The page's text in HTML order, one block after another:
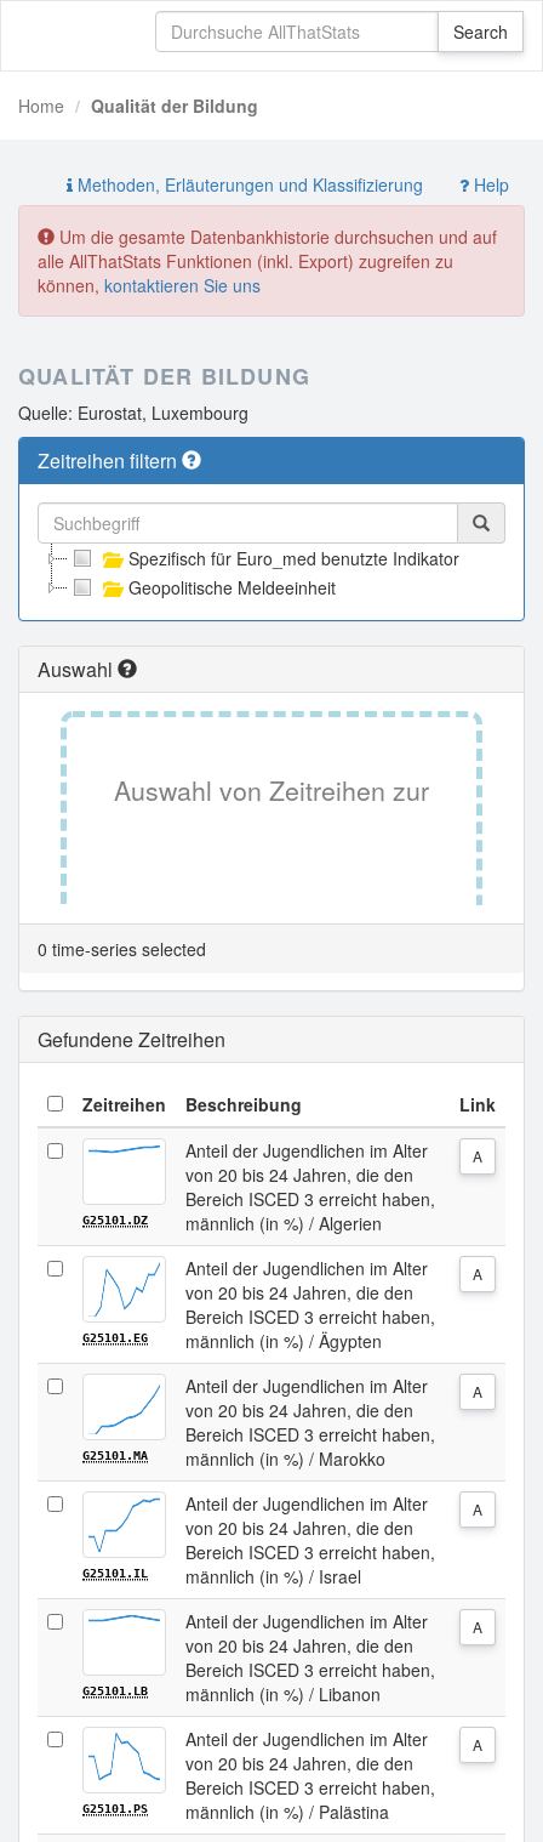
Home Qualität der Bildung
Methoden, Erläuterungen und Klassifizierung Help
Um die gesamte Datenbankhistorie durchsuchen und auf
alle AllThatStats Funktionen (inkl. Export) zugreifen zu
können, kontaktieren Sie uns
QUALITÄT DER BILDUNG
Quelle: Eurostat, Luxembourg
Zeitreihen filtern
Spezifisch für Euro_med benutzte Indikator
Geopolitische Meldeeinheit
Auswahl
Auswahl von Zeitreihen zur
Tabellenansicht.
0 time-series selected
Gefundene Zeitreihen
Zeitreihen Beschreibung Link
G25101.DZ
Anteil der Jugendlichen im Alter
von 20 bis 24 Jahren, die den
Bereich ISCED 3 erreicht haben,
männlich (in %) / Algerien
A
G25101.EG
Anteil der Jugendlichen im Alter
von 20 bis 24 Jahren, die den
Bereich ISCED 3 erreicht haben,
männlich (in %) / Ägypten
A
G25101.MA
Anteil der Jugendlichen im Alter
von 20 bis 24 Jahren, die den
Bereich ISCED 3 erreicht haben,
männlich (in %) / Marokko
A
G25101.IL
Anteil der Jugendlichen im Alter
von 20 bis 24 Jahren, die den
Bereich ISCED 3 erreicht haben,
männlich (in %) / Israel
A
G25101.LB
Anteil der Jugendlichen im Alter
von 20 bis 24 Jahren, die den
Bereich ISCED 3 erreicht haben,
männlich (in %) / Libanon
A
G25101.PS
Anteil der Jugendlichen im Alter
von 20 bis 24 Jahren, die den
Bereich ISCED 3 erreicht haben,
männlich (in %) / Palästina
A